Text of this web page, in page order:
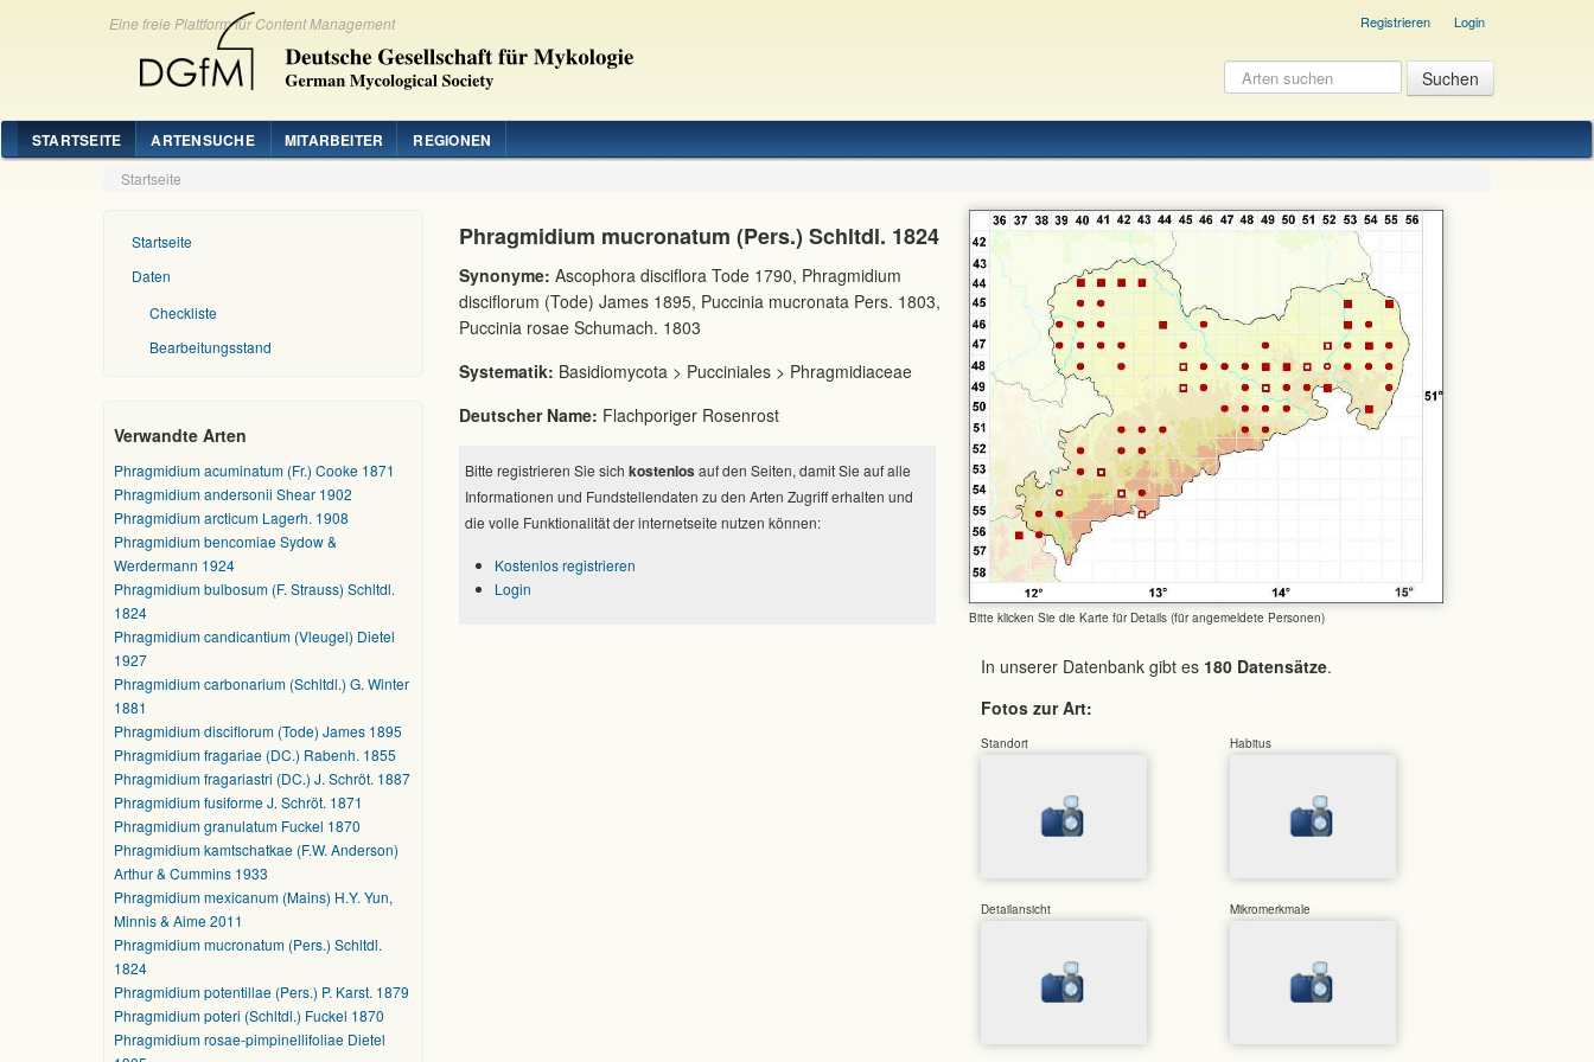
Eine freie Plattform für Content Management Registrieren Login
STARTSEITE ARTENSUCHE MITARBEITER REGIONEN
Startseite
Startseite
Daten
Checkliste
Bearbeitungsstand
Verwandte Arten
Phragmidium acuminatum (Fr.) Cooke 1871
Phragmidium andersonii Shear 1902
Phragmidium arcticum Lagerh. 1908
Phragmidium bencomiae Sydow &
Werdermann 1924
Phragmidium bulbosum (F. Strauss) Schltdl.
1824
Phragmidium candicantium (Vleugel) Dietel
1927
Phragmidium carbonarium (Schltdl.) G. Winter
1881
Phragmidium disciflorum (Tode) James 1895
Phragmidium fragariae (DC.) Rabenh. 1855
Phragmidium fragariastri (DC.) J. Schröt. 1887
Phragmidium fusiforme J. Schröt. 1871
Phragmidium granulatum Fuckel 1870
Phragmidium kamtschatkae (F.W. Anderson)
Arthur & Cummins 1933
Phragmidium mexicanum (Mains) H.Y. Yun,
Minnis & Aime 2011
Phragmidium mucronatum (Pers.) Schltdl.
1824
Phragmidium potentillae (Pers.) P. Karst. 1879
Phragmidium poteri (Schltdl.) Fuckel 1870
Phragmidium rosae-pimpinellifoliae Dietel
Bitte klicken Sie die Karte für Details (für angemeldete Personen)
In unserer Datenbank gibt es 180 Datensätze.
Fotos zur Art:
Standort Habitus
Detailansicht Mikromerkmale
Phragmidium mucronatum (Pers.) Schltdl. 1824
Synonyme: Ascophora disciflora Tode 1790, Phragmidium
disciflorum (Tode) James 1895, Puccinia mucronata Pers. 1803,
Puccinia rosae Schumach. 1803
Systematik: Basidiomycota > Pucciniales > Phragmidiaceae
Deutscher Name: Flachporiger Rosenrost
Bitte registrieren Sie sich kostenlos auf den Seiten, damit Sie auf alle
Informationen und Fundstellendaten zu den Arten Zugriff erhalten und
die volle Funktionalität der internetseite nutzen können:
Kostenlos registrieren
Login